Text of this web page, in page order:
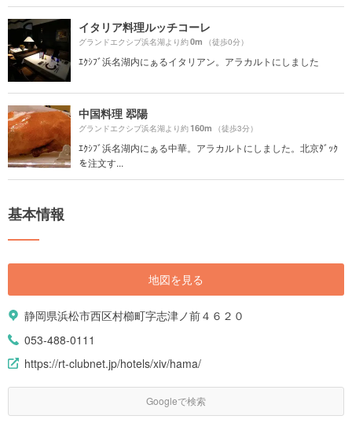
イタリア料理ルッチコーレ
グランドエクシブ浜名湖より約0m （徒歩0分）
ｴｸｼﾌﾞ浜名湖内にぁるイタリアン。アラカルトにしました
中国料理 翆陽
グランドエクシブ浜名湖より約160m （徒歩3分）
ｴｸｼﾌﾞ浜名湖内にぁる中華。アラカルトにしました。北京ﾀﾞｯｸ
を注文す...
基本情報
地図を見る
静岡県浜松市西区村櫛町字志津ノ前４６２０
053-488-0111
https://rt-clubnet.jp/hotels/xiv/hama/
Googleで検索